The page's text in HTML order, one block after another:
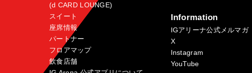
(d CARD LOUNGE)
スイート
座席情報
パートナー
フロアマップ
飲食店舗
Information
IGアリーナ公式メルマガ
X
Instagram
YouTube